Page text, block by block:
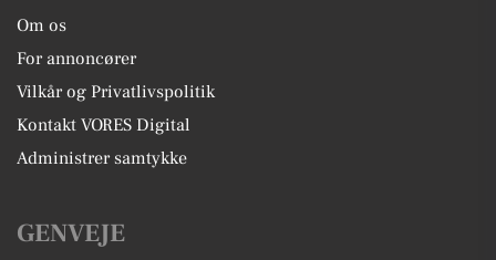
Om os
For annoncører
Vilkår og Privatlivspolitik
Kontakt VORES Digital
Administrer samtykke
GENVEJE